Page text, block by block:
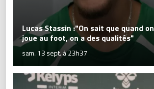
Lucas Stassin :"On sait que quand on
joue au foot, on a des qualités"
sam. 13 sept. à 23h37